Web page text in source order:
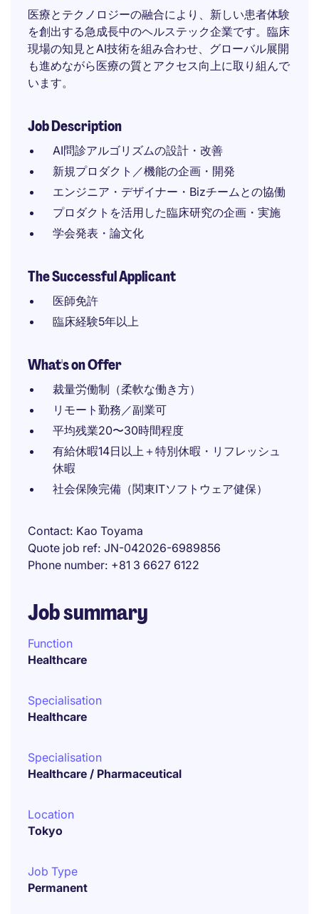
医療とテクノロジーの融合により、新しい患者体験
を創出する急成長中のヘルステック企業です。臨床
現場の知見とAI技術を組み合わせ、グローバル展開
も進めながら医療の質とアクセス向上に取り組んで
います。
Job Description
AI問診アルゴリズムの設計・改善
新規プロダクト／機能の企画・開発
エンジニア・デザイナー・Bizチームとの協働
プロダクトを活用した臨床研究の企画・実施
学会発表・論文化
The Successful Applicant
医師免許
臨床経験5年以上
What's on Offer
裁量労働制（柔軟な働き方）
リモート勤務／副業可
平均残業20〜30時間程度
有給休暇14日以上＋特別休暇・リフレッシュ
休暇
社会保険完備（関東ITソフトウェア健保）
Contact Kao Toyama
Quote job ref JN-042026-6989856
Phone number +81 3 6627 6122
Job summary
Function
Healthcare
Specialisation
Healthcare
Specialisation
Healthcare / Pharmaceutical
Location
Tokyo
Job Type
Permanent